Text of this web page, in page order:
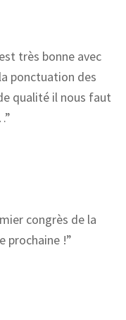
très bonne avec
ponctuation des
qualité il nous faut
congrès de la
prochaine !